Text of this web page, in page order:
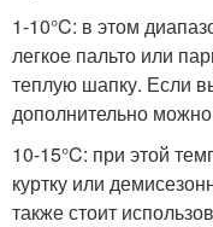
1-10°C: в этом
легкое пальто или
теплую шапку. Если
дополнительно
10-15°C: при этой
куртку или
также стоит